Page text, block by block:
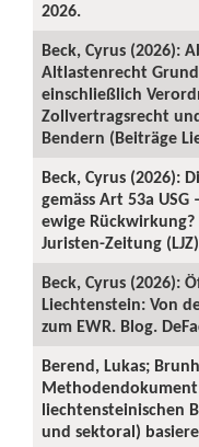
2026.
Beck, Cyrus (2026):
Altlastenrecht
einschließlich
Zollvertragsrecht
Bendern (Beiträge
Beck, Cyrus (2026):
gemäss Art 53a
ewige
Juristen-Zeitung
Beck, Cyrus (2026):
Liechtenstein: Von
zum EWR. Blog.
Berend, Lukas;
liechtensteinischen
und sektoral)